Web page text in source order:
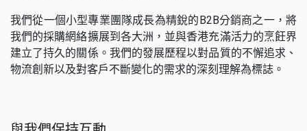
我們從一個小型專業團隊成長為精銳的B2B分銷商之一，將
我們的採購網絡擴展到各大洲，並與香港充滿活力的烹飪界
建立了持久的關係。我們的發展歷程以對品質的不懈追求、
物流創新以及對客戶不斷變化的需求的深刻理解為標誌。